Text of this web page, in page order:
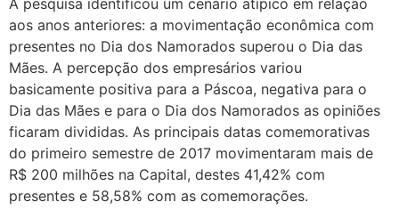
aos anos anteriores: a movimentação econômica com
presentes no Dia dos Namorados superou o Dia das
Mães. A percepção dos empresários variou
basicamente positiva para a Páscoa, negativa para o
Dia das Mães e para o Dia dos Namorados as opiniões
ficaram divididas. As principais datas comemorativas
do primeiro semestre de 2017 movimentaram mais de
R$ 200 milhões na Capital, destes 41,42% com
presentes e 58,58% com as comemorações.